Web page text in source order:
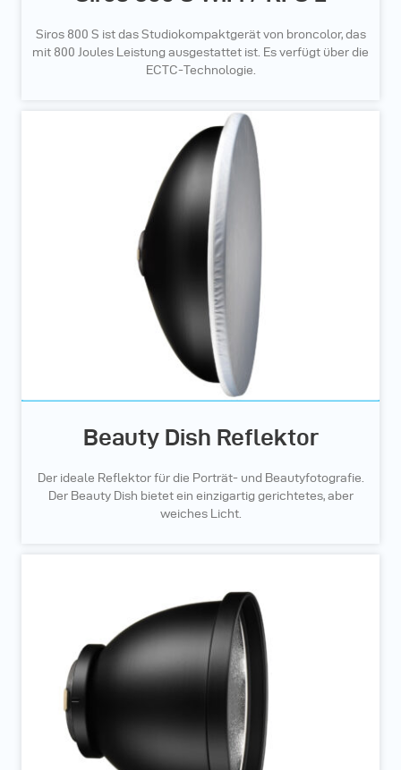
Siros 800 S ist das Studiokompaktgerät von broncolor, das
mit 800 Joules Leistung ausgestattet ist. Es verfügt über die
ECTC-Technologie.
Beauty Dish Reflektor
Der ideale Reflektor für die Porträt- und Beautyfotografie.
Der Beauty Dish bietet ein einzigartig gerichtetes, aber
weiches Licht.